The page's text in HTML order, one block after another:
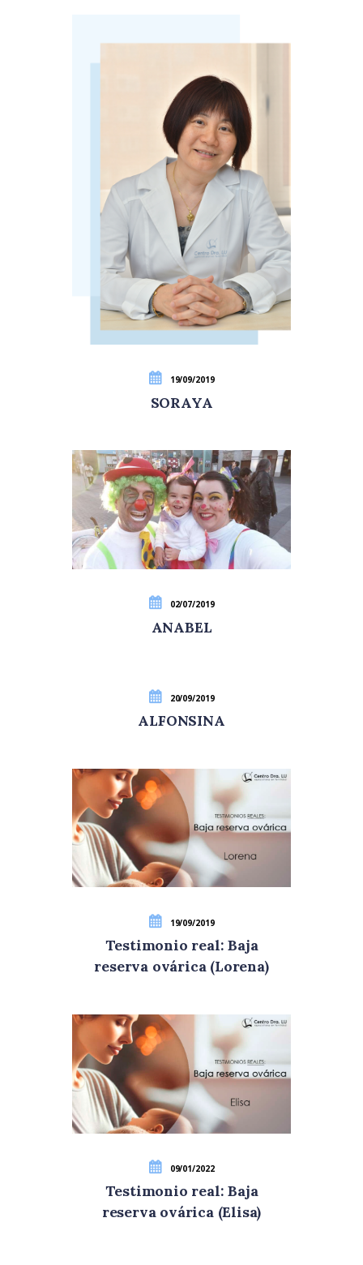
19/09/2019
SORAYA
02/07/2019
ANABEL
20/09/2019
ALFONSINA
19/09/2019
Testimonio real: Baja
reserva ovárica (Lorena)
09/01/2022
Testimonio real: Baja
reserva ovárica (Elisa)